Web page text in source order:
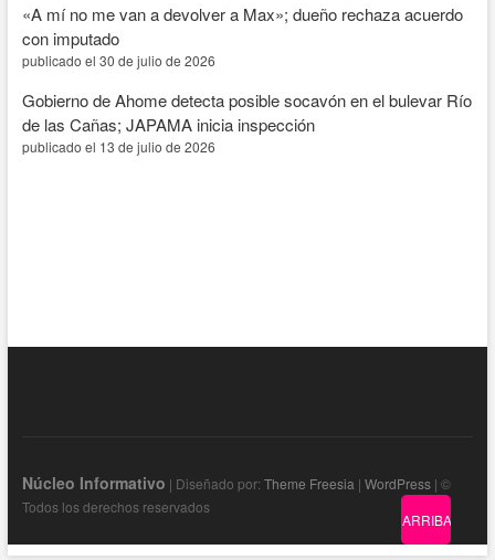
«A mí no me van a devolver a Max»; dueño rechaza acuerdo
con imputado
publicado el 30 de julio de 2026
Gobierno de Ahome detecta posible socavón en el bulevar Río
de las Cañas; JAPAMA inicia inspección
publicado el 13 de julio de 2026
Núcleo Informativo | Diseñado por: Theme Freesia | WordPress| ©
Todos los derechos reservados
ARRIBA